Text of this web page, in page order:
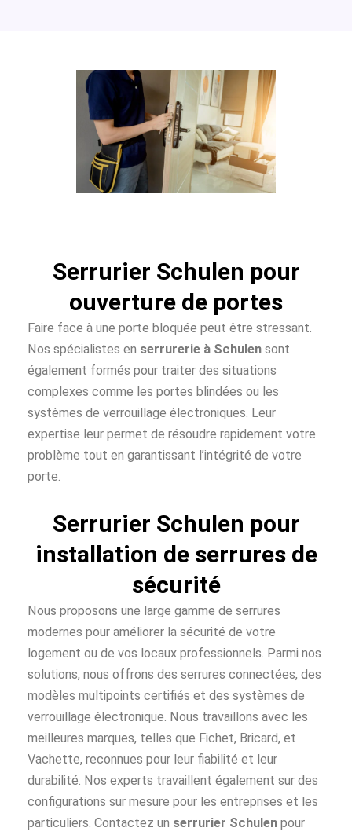
Serrurier Schulen pour
ouverture de portes
Faire face à une porte bloquée peut être stressant.
Nos spécialistes en serrurerie à Schulen sont
également formés pour traiter des situations
complexes comme les portes blindées ou les
systèmes de verrouillage électroniques. Leur
expertise leur permet de résoudre rapidement votre
problème tout en garantissant l’intégrité de votre
porte.
Serrurier Schulen pour
installation de serrures de
sécurité
Nous proposons une large gamme de serrures
modernes pour améliorer la sécurité de votre
logement ou de vos locaux professionnels. Parmi nos
solutions, nous offrons des serrures connectées, des
modèles multipoints certifiés et des systèmes de
verrouillage électronique. Nous travaillons avec les
meilleures marques, telles que Fichet, Bricard, et
Vachette, reconnues pour leur fiabilité et leur
durabilité. Nos experts travaillent également sur des
configurations sur mesure pour les entreprises et les
particuliers. Contactez un serrurier Schulen pour